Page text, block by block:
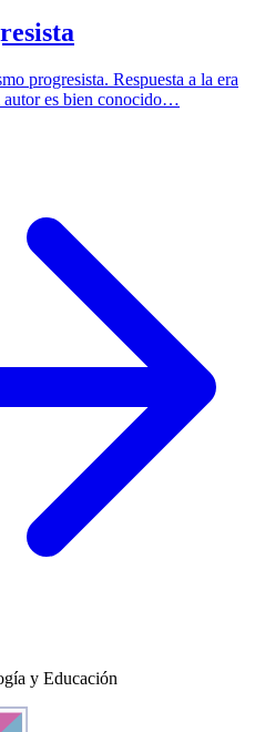
progresista. Respuesta a la era
autor es bien conocido…
y Educación